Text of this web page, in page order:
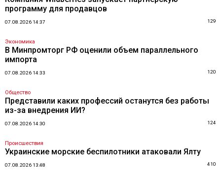
программу для продавцов
07.08.2026 14:37 129
Экономика
В Минпромторг РФ оценили объем параллельного
импорта
07.08.2026 14:33 120
Общество
Представили каких профессий останутся без работы
из-за внедрения ИИ?
07.08.2026 14:30 124
Происшествия
Украинские морские беспилотники атаковали Ялту
07.08.2026 13:48 410